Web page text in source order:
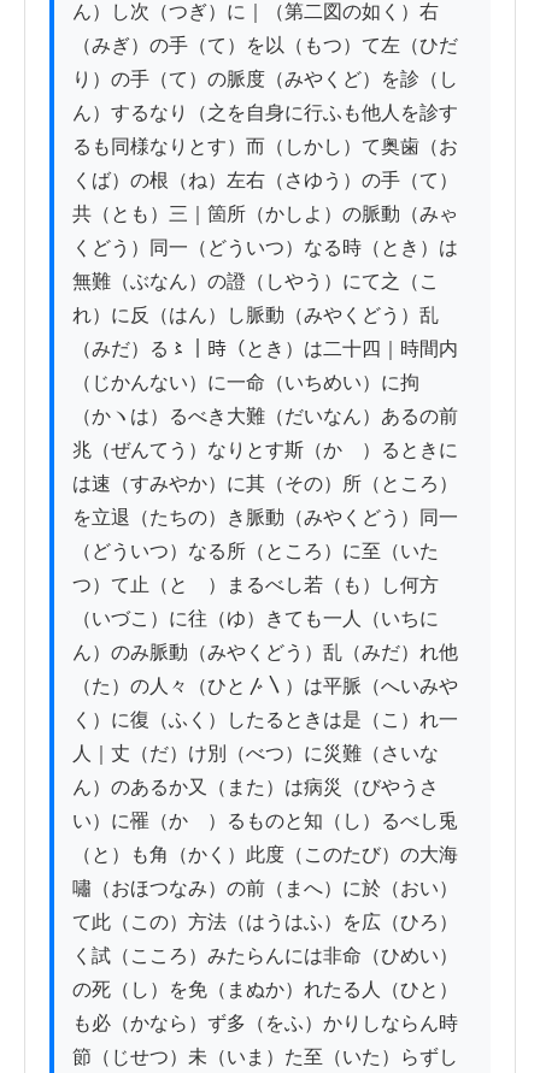
ん）し次（つぎ）に｜（第二図の如く）右
（みぎ）の手（て）を以（もつ）て左（ひだ
り）の手（て）の脈度（みやくど）を診（し
ん）するなり（之を自身に行ふも他人を診す
るも同様なりとす）而（しかし）て奥歯（お
くば）の根（ね）左右（さゆう）の手（て）
共（とも）三｜箇所（かしよ）の脈動（みゃ
くどう）同一（どういつ）なる時（とき）は
無難（ぶなん）の證（しやう）にて之（こ
れ）に反（はん）し脈動（みやくどう）乱
（みだ）る〻｜時（とき）は二十四｜時間内
（じかんない）に一命（いちめい）に拘
（かヽは）るべき大難（だいなん）あるの前
兆（ぜんてう）なりとす斯（かゝ）るときに
は速（すみやか）に其（その）所（ところ）
を立退（たちの）き脈動（みやくどう）同一
（どういつ）なる所（ところ）に至（いた
つ）て止（とゞ）まるべし若（も）し何方
（いづこ）に往（ゆ）きても一人（いちに
ん）のみ脈動（みやくどう）乱（みだ）れ他
（た）の人々（ひと〴〵）は平脈（へいみや
く）に復（ふく）したるときは是（こ）れ一
人｜丈（だ）け別（べつ）に災難（さいな
ん）のあるか又（また）は病災（びやうさ
い）に罹（かゝ）るものと知（し）るべし兎
（と）も角（かく）此度（このたび）の大海
嘯（おほつなみ）の前（まへ）に於（おい）
て此（この）方法（はうはふ）を広（ひろ）
く試（こころ）みたらんには非命（ひめい）
の死（し）を免（まぬか）れたる人（ひと）
も必（かなら）ず多（をふ）かりしならん時
節（じせつ）未（いま）た至（いた）らずし